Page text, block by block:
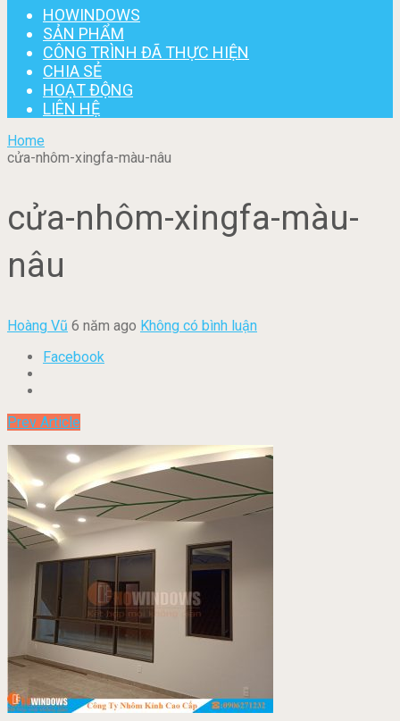
HOWINDOWS
SẢN PHẨM
CÔNG TRÌNH ĐÃ THỰC HIỆN
CHIA SẺ
HOẠT ĐỘNG
LIÊN HỆ
Home
cửa-nhôm-xingfa-màu-nâu
cửa-nhôm-xingfa-màu-
nâu
Hoàng Vũ 6 năm ago Không có bình luận
Facebook
Prev Article